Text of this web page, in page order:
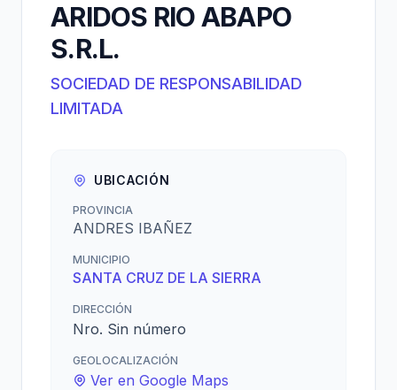
ARIDOS RIO ABAPO
S.R.L.
SOCIEDAD DE RESPONSABILIDAD
LIMITADA
UBICACIÓN
PROVINCIA
ANDRES IBAÑEZ
MUNICIPIO
SANTA CRUZ DE LA SIERRA
DIRECCIÓN
Nro. Sin número
GEOLOCALIZACIÓN
Ver en Google Maps